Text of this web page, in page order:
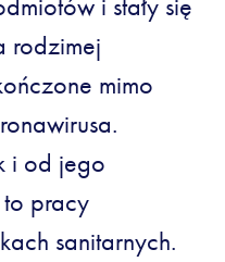
rodzimej
mimo
i od jego
pracy
sanitarnych.